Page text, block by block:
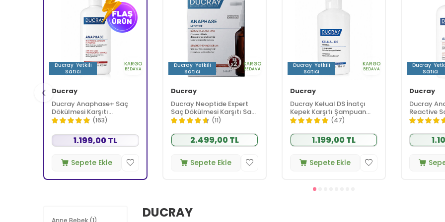
Ducray Yetkili
Satıcı
KARGO
BEDAVA
Ducray
Ducray Anaphase+ Saç
Dökülmesi Karşıtı
Şampuan 400 ml
(163)
1.199,00 TL
Sepete Ekle
Ducray Yetkili
Satıcı
KARGO
BEDAVA
Ducray
Ducray Neoptide Expert
Saç Dökülmesi Karşıtı Saç
Serumu 2 x 50 ml
(11)
2.499,00 TL
Sepete Ekle
Ducray Yetkili
Satıcı
KARGO
BEDAVA
Ducray
Ducray Kelual DS İnatçı
Kepek Karşıtı Şampuan
Hassas Saç Derisi için 100
(47)
1.199,00 TL
Sepete Ekle
Ducray
Satıcı
Ducray
Ducray
Reactive
Karşıtı
DUCRAY